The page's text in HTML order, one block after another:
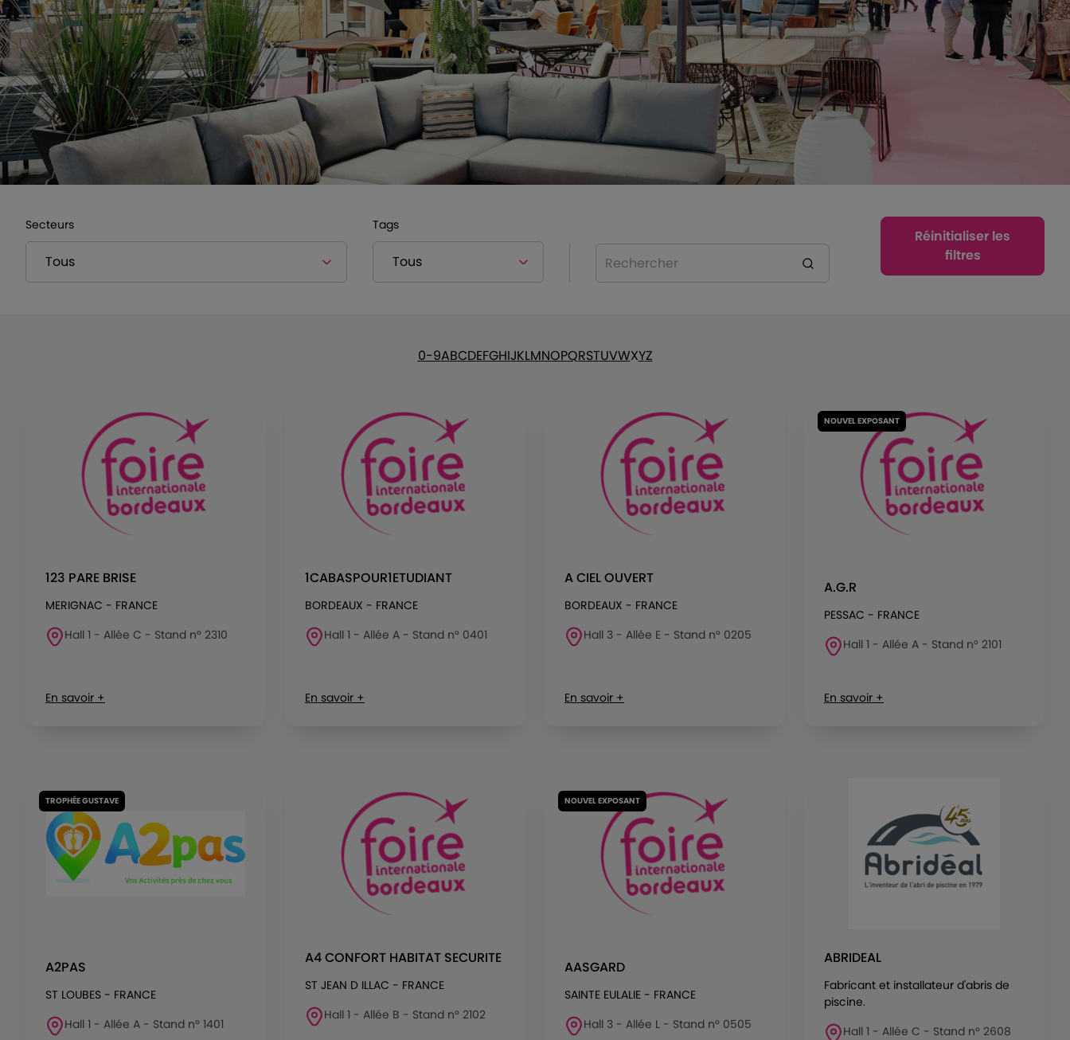
Secteurs Tags
Rechercher
Réinitialiser les
filtres
0-9ABCDEFGHIJKLMNOPQRSTUVWXYZ
123 PARE BRISE
MERIGNAC - FRANCE
Hall 1 - Allée C - Stand n° 2310
En savoir +
1CABASPOUR1ETUDIANT
BORDEAUX - FRANCE
Hall 1 - Allée A - Stand n° 0401
En savoir +
A CIEL OUVERT
BORDEAUX - FRANCE
Hall 3 - Allée E - Stand n° 0205
En savoir +
NOUVEL EXPOSANT
A.G.R
PESSAC - FRANCE
Hall 1 - Allée A - Stand n° 2101
En savoir +
TROPHÉE GUSTAVE
A2PAS
ST LOUBES - FRANCE
Hall 1 - Allée A - Stand n° 1401
A4 CONFORT HABITAT SECURITE
ST JEAN D ILLAC - FRANCE
Hall 1 - Allée B - Stand n° 2102
NOUVEL EXPOSANT
AASGARD
SAINTE EULALIE - FRANCE
Hall 3 - Allée L - Stand n° 0505
ABRIDEAL
Fabricant et installateur d'abris de
piscine.
Hall 1 - Allée C - Stand n° 2608